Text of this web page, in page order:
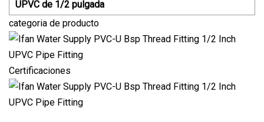
UPVC de 1/2 pulgada
categoria de producto
Certificaciones